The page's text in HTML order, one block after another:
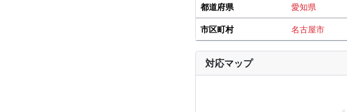
都道府県
愛知県
市区町村
名古屋市
対応マップ